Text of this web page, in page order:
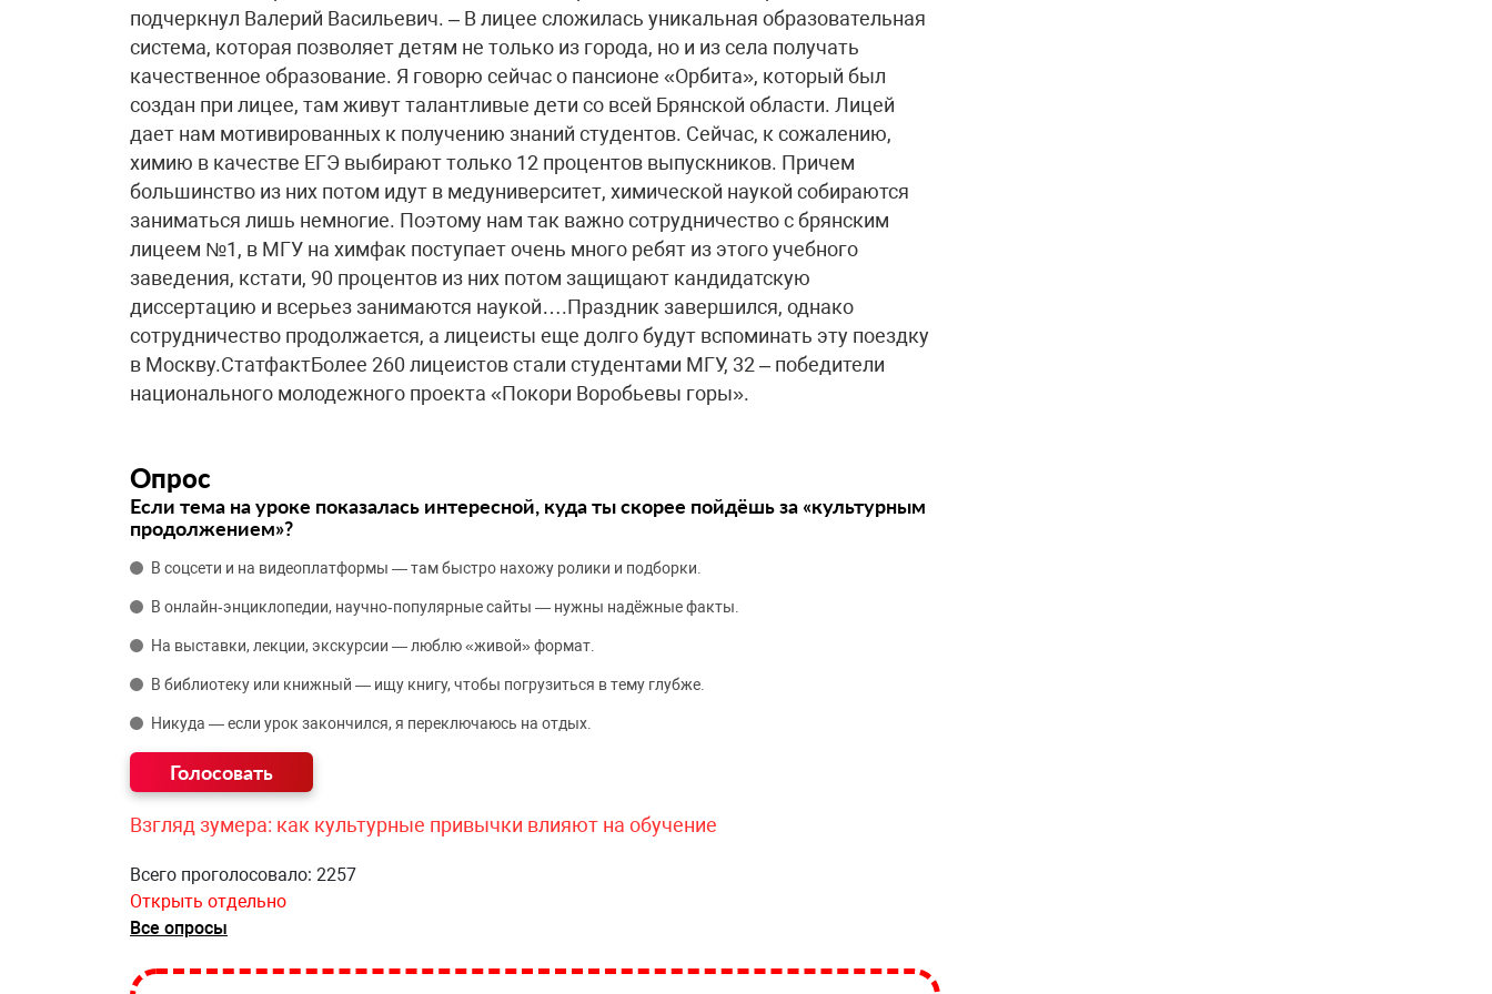
подчеркнул Валерий Васильевич. – В лицее сложилась уникальная образовательная
система, которая позволяет детям не только из города, но и из села получать
качественное образование. Я говорю сейчас о пансионе «Орбита», который был
создан при лицее, там живут талантливые дети со всей Брянской области. Лицей
дает нам мотивированных к получению знаний студентов. Сейчас, к сожалению,
химию в качестве ЕГЭ выбирают только 12 процентов выпускников. Причем
большинство из них потом идут в медуниверситет, химической наукой собираются
заниматься лишь немногие. Поэтому нам так важно сотрудничество с брянским
лицеем №1, в МГУ на химфак поступает очень много ребят из этого учебного
заведения, кстати, 90 процентов из них потом защищают кандидатскую
диссертацию и всерьез занимаются наукой….Праздник завершился, однако
сотрудничество продолжается, а лицеисты еще долго будут вспоминать эту поездку
в Москву.СтатфактБолее 260 лицеистов стали студентами МГУ, 32 – победители
национального молодежного проекта «Покори Воробьевы горы».
Опрос
Если тема на уроке показалась интересной, куда ты скорее пойдёшь за «культурным
продолжением»?
В соцсети и на видеоплатформы — там быстро нахожу ролики и подборки.
В онлайн‑энциклопедии, научно‑популярные сайты — нужны надёжные факты.
На выставки, лекции, экскурсии — люблю «живой» формат.
В библиотеку или книжный — ищу книгу, чтобы погрузиться в тему глубже.
Никуда — если урок закончился, я переключаюсь на отдых.
Взгляд зумера: как культурные привычки влияют на обучение
Всего проголосовало: 2257
Открыть отдельно
Все опросы